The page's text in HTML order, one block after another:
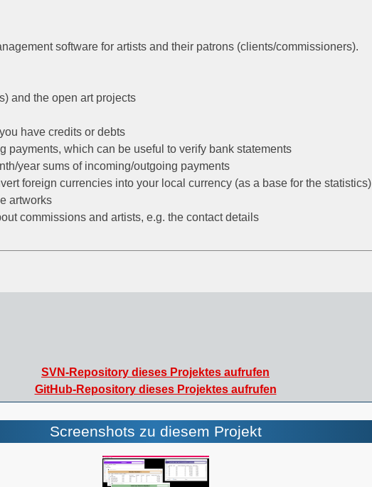
software for artists and their patrons (clients/commissioners).
and the open art projects
have credits or debts
payments, which can be useful to verify bank statements
year sums of incoming/outgoing payments
foreign currencies into your local currency (as a base for the statistics)
artworks
commissions and artists, e.g. the contact details
SVN-Repository dieses Projektes aufrufen
GitHub-Repository dieses Projektes aufrufen
Screenshots zu diesem Projekt